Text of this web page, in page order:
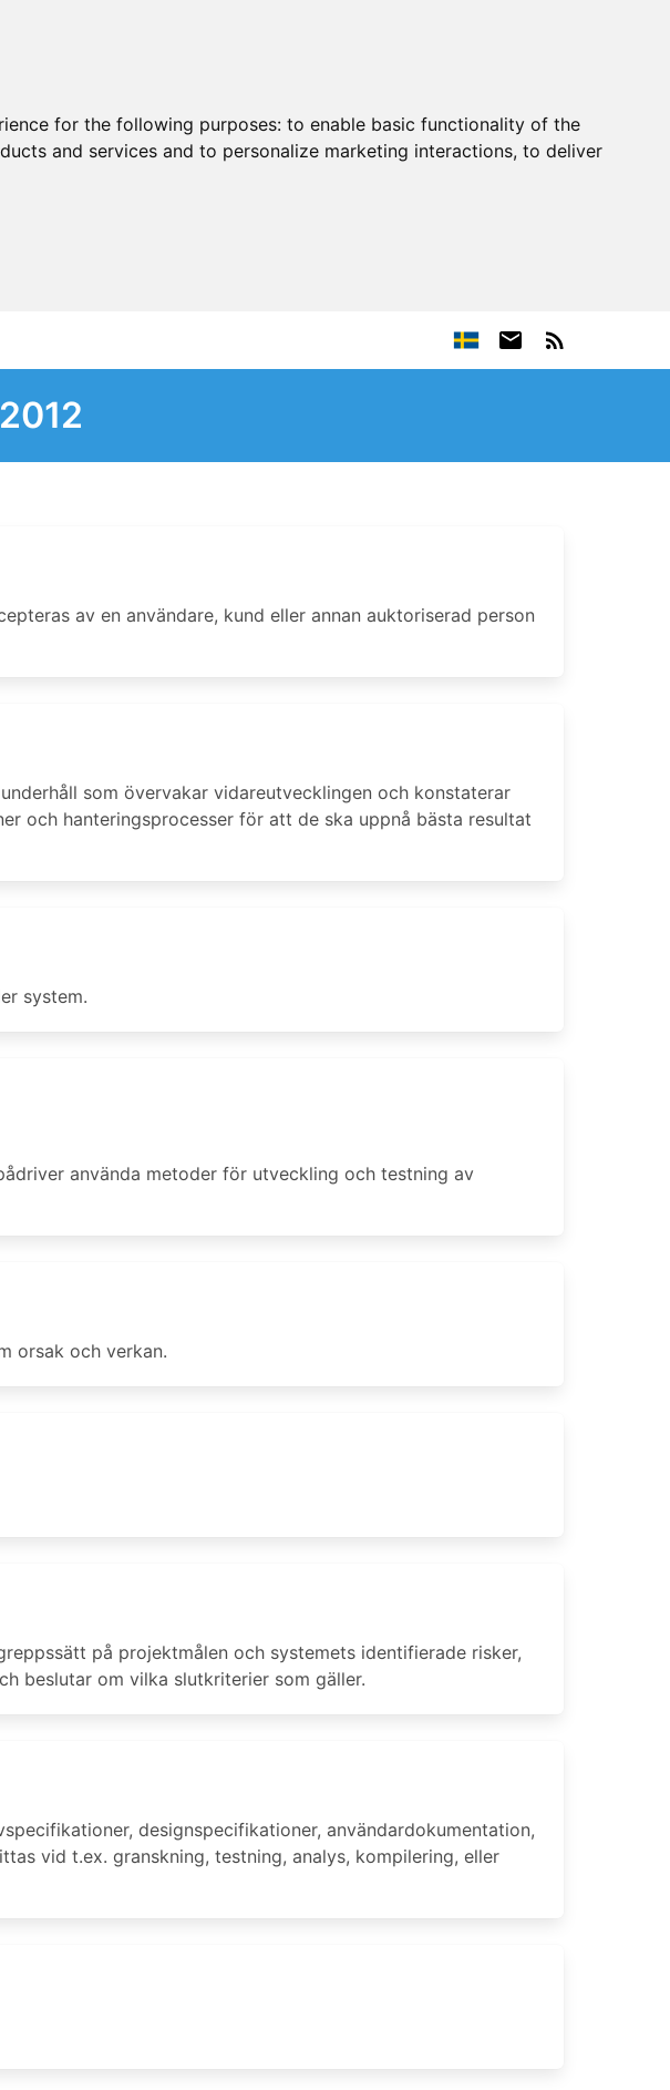
for the following purposes: to enable basic functionality of the
and services and to personalize marketing interactions, to deliver
av en användare, kund eller annan auktoriserad person
som övervakar vidareutvecklingen och konstaterar
och hanteringsprocesser för att de ska uppnå bästa resultat
system.
använda metoder för utveckling och testning av
orsak och verkan.
på projektmålen och systemets identifierade risker,
beslutar om vilka slutkriterier som gäller.
designspecifikationer, användardokumentation,
vid t.ex. granskning, testning, analys, kompilering, eller